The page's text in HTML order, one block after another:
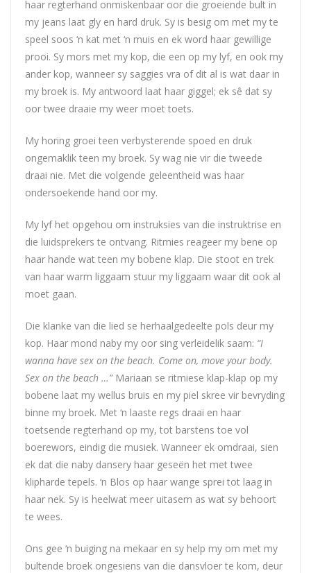
haar regterhand onmiskenbaar oor die groeiende bult in
my jeans laat gly en hard druk. Sy is besig om met my te
speel soos ‘n kat met ‘n muis en ek word haar gewillige
prooi. Sy mors met my kop, die een op my lyf, en ook my
ander kop, wanneer sy saggies vra of dit al is wat daar in
my broek is. My antwoord laat haar giggel; ek sê dat sy
oor twee draaie my weer moet toets.
My horing groei teen verbysterende spoed en druk
ongemaklik teen my broek. Sy wag nie vir die tweede
draai nie. Met die volgende geleentheid was haar
ondersoekende hand oor my.
My lyf het opgehou om instruksies van die instruktrise en
die luidsprekers te ontvang. Ritmies reageer my bene op
haar hande wat teen my bobene klap. Die stoot en trek
van haar warm liggaam stuur my liggaam waar dit ook al
moet gaan.
Die klanke van die lied se herhaalgedeelte pols deur my
kop. Haar mond naby my oor sing verleidelik saam: “I
wanna have sex on the beach. Come on, move your body.
Sex on the beach …”Mariaan se ritmiese klap-klap op my
bobene laat my wellus bruis en my piel skree vir bevryding
binne my broek. Met ‘n laaste regs draai en haar
toetsende regterhand op my, tot barstens toe vol
boerewors, eindig die musiek. Wanneer ek omdraai, sien
ek dat die naby dansery haar geseën het met twee
klipharde tepels. ‘n Blos op haar wange sprei tot laag in
haar nek. Sy is heelwat meer uitasem as wat sy behoort
te wees.
Ons gee ‘n buiging na mekaar en sy help my om met my
bultende broek ongesiens van die dansvloer te kom, deur